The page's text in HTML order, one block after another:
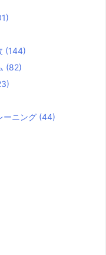
(144)
(82)
ーニング (44)